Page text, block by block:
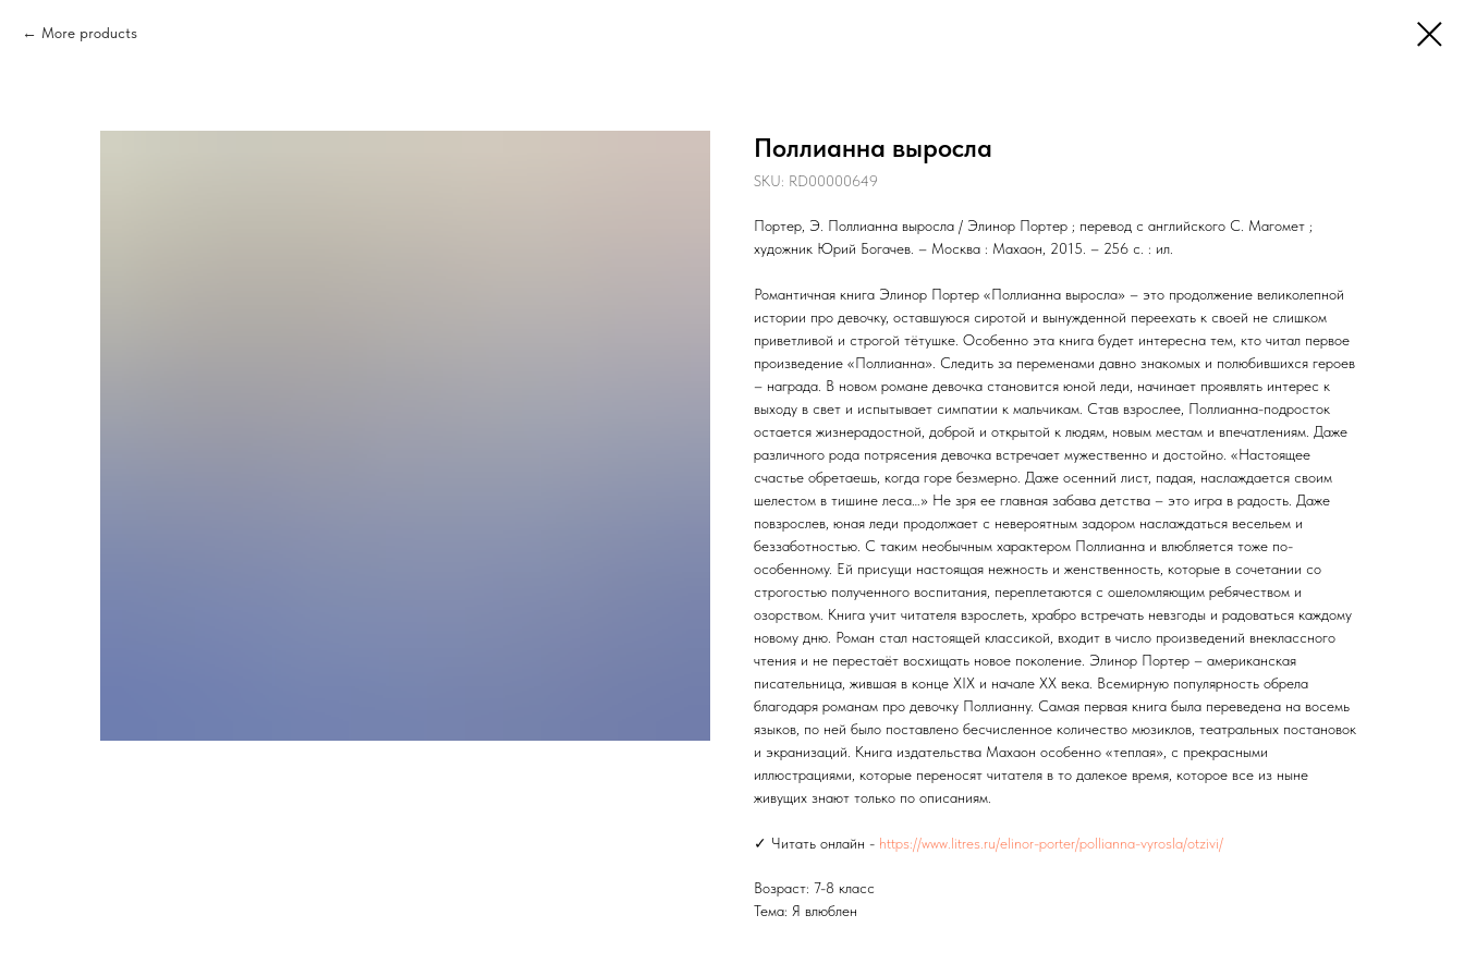
More products
Поллианна выросла
SKU: RD00000649
Портер, Э. Поллианна выросла / Элинор Портер ; перевод с английского С. Магомет ;
художник Юрий Богачев. – Москва : Махаон, 2015. – 256 с. : ил.
Романтичная книга Элинор Портер «Поллианна выросла» – это продолжение великолепной
истории про девочку, оставшуюся сиротой и вынужденной переехать к своей не слишком
приветливой и строгой тётушке. Особенно эта книга будет интересна тем, кто читал первое
произведение «Поллианна». Следить за переменами давно знакомых и полюбившихся героев
– награда. В новом романе девочка становится юной леди, начинает проявлять интерес к
выходу в свет и испытывает симпатии к мальчикам. Став взрослее, Поллианна-подросток
остается жизнерадостной, доброй и открытой к людям, новым местам и впечатлениям. Даже
различного рода потрясения девочка встречает мужественно и достойно. «Настоящее
счастье обретаешь, когда горе безмерно. Даже осенний лист, падая, наслаждается своим
шелестом в тишине леса…» Не зря ее главная забава детства – это игра в радость. Даже
повзрослев, юная леди продолжает с невероятным задором наслаждаться весельем и
беззаботностью. С таким необычным характером Поллианна и влюбляется тоже по-
особенному. Ей присущи настоящая нежность и женственность, которые в сочетании со
строгостью полученного воспитания, переплетаются с ошеломляющим ребячеством и
озорством. Книга учит читателя взрослеть, храбро встречать невзгоды и радоваться каждому
новому дню. Роман стал настоящей классикой, входит в число произведений внеклассного
чтения и не перестаёт восхищать новое поколение. Элинор Портер – американская
писательница, жившая в конце XIX и начале XX века. Всемирную популярность обрела
благодаря романам про девочку Поллианну. Самая первая книга была переведена на восемь
языков, по ней было поставлено бесчисленное количество мюзиклов, театральных постановок
и экранизаций. Книга издательства Махаон особенно «теплая», с прекрасными
иллюстрациями, которые переносят читателя в то далекое время, которое все из ныне
живущих знают только по описаниям.
✓ Читать онлайн - https://www.litres.ru/elinor-porter/pollianna-vyrosla/otzivi/
Возраст: 7-8 класс
Тема: Я влюблен